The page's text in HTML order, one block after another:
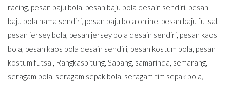
racing, pesan baju bola, pesan baju bola desain sendiri, pesan
baju bola nama sendiri, pesan baju bola online, pesan baju futsal,
pesan jersey bola, pesan jersey bola desain sendiri, pesan kaos
bola, pesan kaos bola desain sendiri, pesan kostum bola, pesan
kostum futsal, Rangkasbitung, Sabang, samarinda, semarang,
seragam bola, seragam sepak bola, seragam tim sepak bola,